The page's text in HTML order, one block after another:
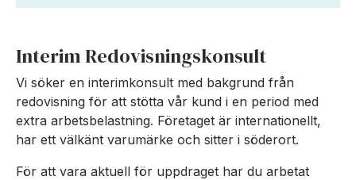
Interim Redovisningskonsult
Vi söker en interimkonsult med bakgrund från
redovisning för att stötta vår kund i en period med
extra arbetsbelastning. Företaget är internationellt,
har ett välkänt varumärke och sitter i söderort.
För att vara aktuell för uppdraget har du arbetat